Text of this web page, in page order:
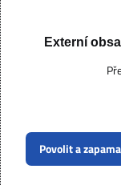
Externí
Povolit a